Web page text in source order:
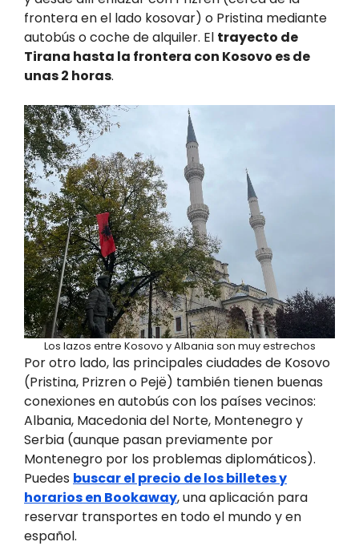
frontera en el lado kosovar) o Pristina mediante
autobús o coche de alquiler. El trayecto de
Tirana hasta la frontera con Kosovo es de
unas 2 horas.
Los lazos entre Kosovo y Albania son muy estrechos
Por otro lado, las principales ciudades de Kosovo
(Pristina, Prizren o Pejë) también tienen buenas
conexiones en autobús con los países vecinos:
Albania, Macedonia del Norte, Montenegro y
Serbia (aunque pasan previamente por
Montenegro por los problemas diplomáticos).
Puedes buscar el precio de los billetes y
horarios en Bookaway, una aplicación para
reservar transportes en todo el mundo y en
español.